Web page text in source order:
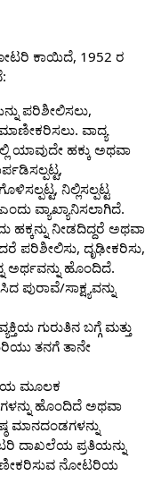
ಕಾಯಿದೆ, 1952 ರ
ಪರಿಶೀಲಿಸಲು,
ವಾದ್ಯ
ಯಾವುದೇ ಹಕ್ಕು ಅಥವಾ
ನಿಲ್ಲಿಸಲ್ಪಟ್ಟ
ವ್ಯಾಖ್ಯಾನಿಸಲಾಗಿದೆ.
ಹಕ್ಕನ್ನು ನೀಡದಿದ್ದರೆ ಅಥವಾ
ಪರಿಶೀಲಿಸು, ದೃಢೀಕರಿಸು,
ಅರ್ಥವನ್ನು ಹೊಂದಿದೆ.
ಪುರಾವೆ/ಸಾಕ್ಷ್ಯವನ್ನು
ಗುರುತಿನ ಬಗ್ಗೆ ಮತ್ತು
ತನಗೆ ತಾನೇ
ಮೂಲಕ
ಹೊಂದಿದೆ ಅಥವಾ
ಮಾನದಂಡಗಳನ್ನು
ದಾಖಲೆಯ ಪ್ರತಿಯನ್ನು
ನೋಟರಿಯ